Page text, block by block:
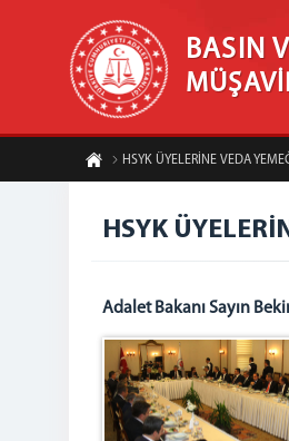
BASIN
HSYK ÜYELERİNE VEDA
HSYK
Adalet Bakanı Sayın